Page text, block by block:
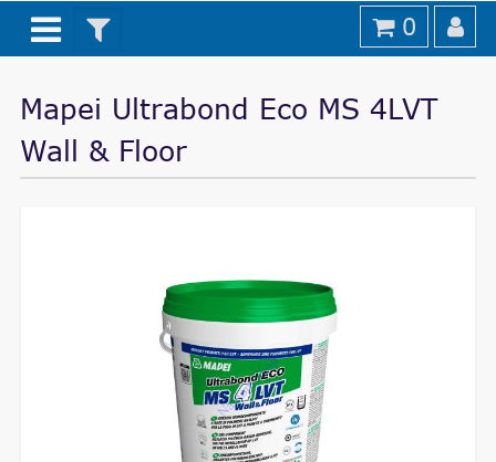
0
Mapei Ultrabond Eco MS 4LVT
Wall & Floor